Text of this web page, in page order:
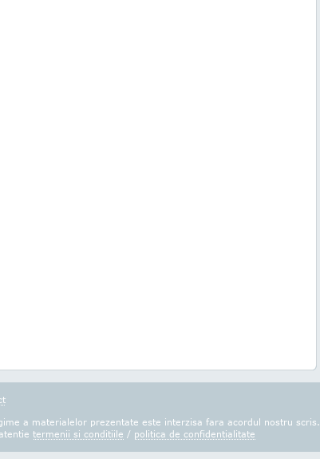
a materialelor prezentate este interzisa fara acordul nostru scris.
termenii si conditiile / politica de confidentialitate